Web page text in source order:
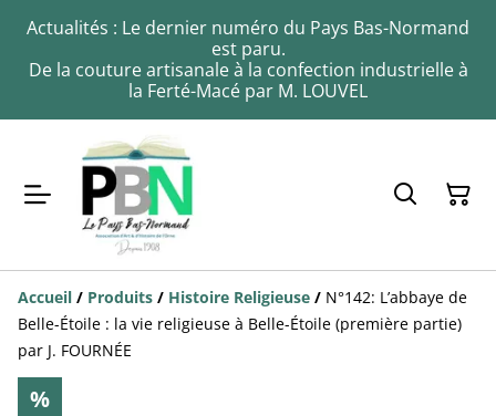
Actualités : Le dernier numéro du Pays Bas-Normand
est paru.
De la couture artisanale à la confection industrielle à
la Ferté-Macé par M. LOUVEL
Accueil / Produits / Histoire Religieuse / N°142: L’abbaye de
Belle-Étoile : la vie religieuse à Belle-Étoile (première partie)
par J. FOURNÉE
%